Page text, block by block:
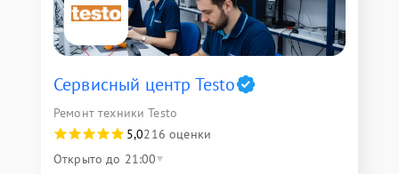
Сервисный центр Testo
Ремонт техники Testo
5,0216 оценки
Открыто до 21:00